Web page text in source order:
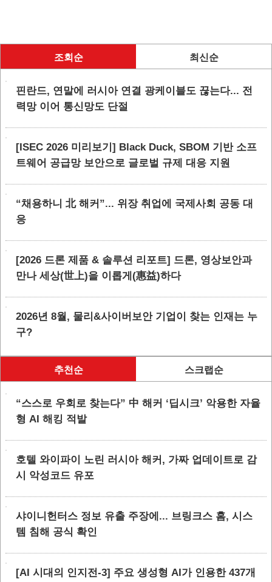
조회순 최신순
핀란드, 연말에 러시아 연결 광케이블도 끊는다... 전
력망 이어 통신망도 단절
[ISEC 2026 미리보기] Black Duck, SBOM 기반 소프
트웨어 공급망 보안으로 글로벌 규제 대응 지원
“채용하니 北 해커”... 위장 취업에 국제사회 공동 대
응
[2026 드론 제품 & 솔루션 리포트] 드론, 영상보안과
만나 세상(世上)을 이롭게(惠益)하다
2026년 8월, 물리&사이버보안 기업이 찾는 인재는 누
구?
추천순 스크랩순
“스스로 우회로 찾는다” 中 해커 ‘딥시크’ 악용한 자율
형 AI 해킹 적발
호텔 와이파이 노린 러시아 해커, 가짜 업데이트로 감
시 악성코드 유포
샤이니헌터스 정보 유출 주장에... 브링크스 홈, 시스
템 침해 공식 확인
[AI 시대의 인지전-3] 주요 생성형 AI가 인용한 437개